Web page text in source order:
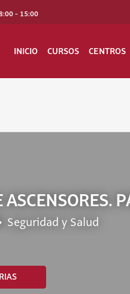
- 15:00
INICIO CURSOS CENTROS
Seguridad y Salud